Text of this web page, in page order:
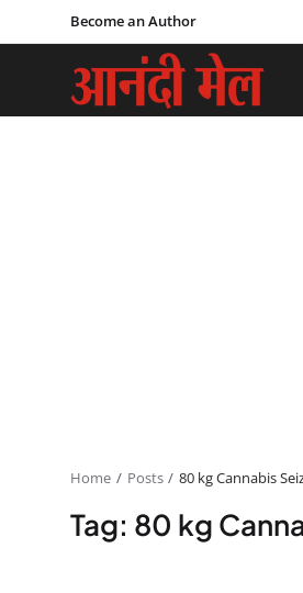
Become an Author
Home Posts 80 kg Cannabis
Tag: 80 kg